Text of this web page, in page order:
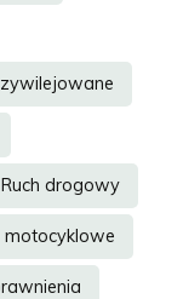
Ruch drogowy
motocyklowe